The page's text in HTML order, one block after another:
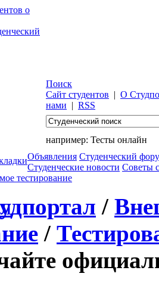
Поиск
Сайт студентов | О
нами | RSS
например: Тесты онлайн
Объявления Студенческий
Студенческие новости Советы
тестирование
/
/